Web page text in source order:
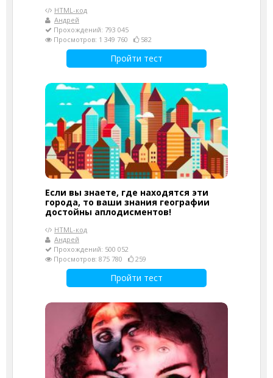
HTML-код
Андрей
Прохождений: 793 045
Просмотров: 1 349 760
582
Пройти тест
Если вы знаете, где находятся эти
города, то ваши знания географии
достойны аплодисментов!
HTML-код
Андрей
Прохождений: 500 052
Просмотров: 875 780
259
Пройти тест